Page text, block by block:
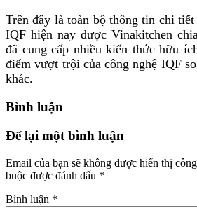
Trên đây là toàn bộ thông tin chi tiết
IQF hiện nay được Vinakitchen
đã cung cấp nhiều kiến thức hữu
điểm vượt trội của công nghệ IQF
khác.
Bình luận
Để lại một bình luận
Email của bạn sẽ không được hiển thị
buộc được đánh dấu *
Bình luận *